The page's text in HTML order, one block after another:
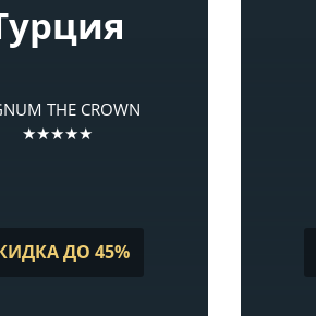
THE CROWN
★★★★★
ДО 45%